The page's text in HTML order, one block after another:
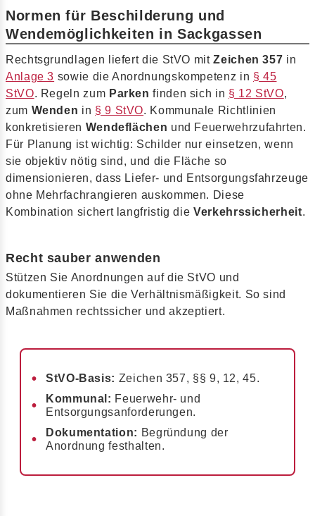
Normen für Beschilderung und
Wendemöglichkeiten in Sackgassen
Rechtsgrundlagen liefert die StVO mitZeichen 357 in
Anlage 3 sowie die Anordnungskompetenz in § 45
StVO. Regeln zum Parken finden sich in § 12 StVO,
zum Wenden in § 9 StVO. Kommunale Richtlinien
konkretisieren Wendeflächen und Feuerwehrzufahrten.
Für Planung ist wichtig: Schilder nur einsetzen, wenn
sie objektiv nötig sind, und die Fläche so
dimensionieren, dass Liefer- und Entsorgungsfahrzeuge
ohne Mehrfachrangieren auskommen. Diese
Kombination sichert langfristig dieVerkehrssicherheit.
Recht sauber anwenden
Stützen Sie Anordnungen auf die StVO und
dokumentieren Sie die Verhältnismäßigkeit. So sind
Maßnahmen rechtssicher und akzeptiert.
StVO-Basis: Zeichen 357, §§ 9, 12, 45.
Kommunal: Feuerwehr- und
Entsorgungsanforderungen.
Dokumentation: Begründung der
Anordnung festhalten.